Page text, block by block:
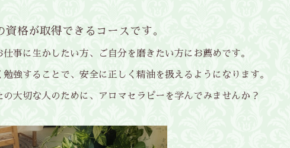
格が取得できるコースです。
事に生かしたい方、ご自分を磨きたい方にお薦めです。
強することで、安全に正しく精油を扱えるようになります。
大切な人のために、アロマセラピーを学んでみませんか？